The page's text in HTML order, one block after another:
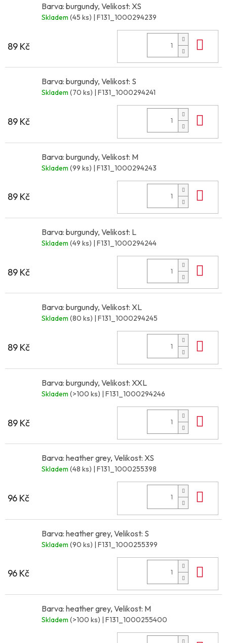
Barva: burgundy, Velikost: XS
Skladem (45 ks) | F131_1000294239
89 Kč
Barva: burgundy, Velikost: S
Skladem (70 ks) | F131_1000294241
89 Kč
Barva: burgundy, Velikost: M
Skladem (99 ks) | F131_1000294243
89 Kč
Barva: burgundy, Velikost: L
Skladem (49 ks) | F131_1000294244
89 Kč
Barva: burgundy, Velikost: XL
Skladem (80 ks) | F131_1000294245
89 Kč
Barva: burgundy, Velikost: XXL
Skladem (>100 ks) | F131_1000294246
89 Kč
Barva: heather grey, Velikost: XS
Skladem (48 ks) | F131_1000255398
96 Kč
Barva: heather grey, Velikost: S
Skladem (90 ks) | F131_1000255399
96 Kč
Barva: heather grey, Velikost: M
Skladem (>100 ks) | F131_1000255400